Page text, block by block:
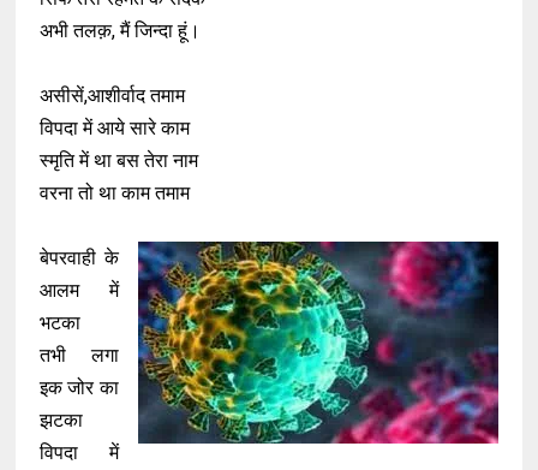
अभी तलक़, मैं जिन्दा हूं।
असीसें,आशीर्वाद तमाम
विपदा में आये सारे काम
स्मृति में था बस तेरा नाम
वरना तो था काम तमाम
बेपरवाही के
आलम में
भटका
तभी लगा
इक जोर का
झटका
विपदा में